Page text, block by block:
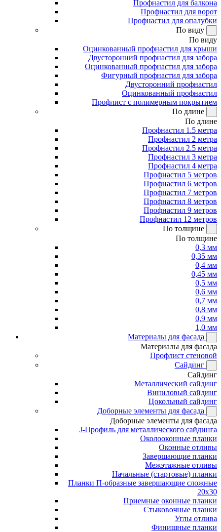
Профнастил для балкона
Профнастил для ворот
Профнастил для опалубки
По виду
По виду
Оцинкованный профнастил для крыши
Двусторонний профнастил для забора
Оцинкованный профнастил для забора
Фигурный профнастил для забора
Двусторонний профнастил
Оцинкованный профнастил
Профлист с полимерным покрытием
По длине
По длине
Профнастил 1.5 метра
Профнастил 2 метра
Профнастил 2.5 метра
Профнастил 3 метра
Профнастил 4 метра
Профнастил 5 метров
Профнастил 6 метров
Профнастил 7 метров
Профнастил 8 метров
Профнастил 9 метров
Профнастил 12 метров
По толщине
По толщине
0,3 мм
0,35 мм
0,4 мм
0,45 мм
0,5 мм
0,6 мм
0,7 мм
0,8 мм
0,9 мм
1,0 мм
Материалы для фасада
Материалы для фасада
Профлист стеновой
Сайдинг
Сайдинг
Металлический сайдинг
Виниловый сайдинг
Цокольный сайдинг
Доборные элементы для фасада
Доборные элементы для фасада
J-Профиль для металлического сайдинга
Околооконные планки
Оконные отливы
Завершающие планки
Межэтажные отливы
Начальные (стартовые) планки
Планки П-образные завершающие сложные
20x30
Приемные оконные планки
Стыковочные планки
Углы отлива
Финишные планки